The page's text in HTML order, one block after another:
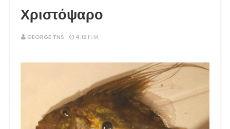
Χριστόψαρο
GEORGE TNS 4:19 Π.Μ.